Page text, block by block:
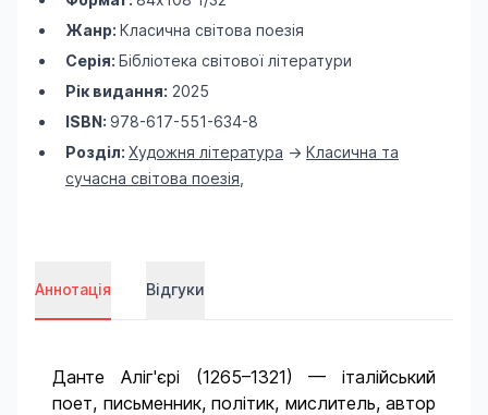
Жанр: Класична світова поезія
Серія: Бібліотека світової літератури
Рік видання: 2025
ISBN: 978-617-551-634-8
Розділ: Художня література -> Класична та
сучасна світова поезія
Аннотація Відгуки
Данте Аліг'єрі (1265–1321) — італійський
поет, письменник, політик, мислитель, автор